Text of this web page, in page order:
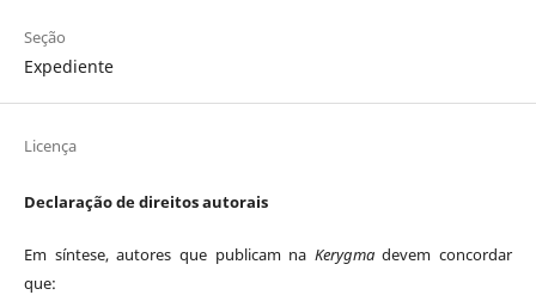
Seção
Expediente
Licença
Declaração de direitos autorais
Em síntese, autores que publicam na Kerygmadevem concordar
que: